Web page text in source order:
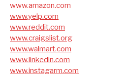
www.amazon.com
www.yelp.com
www.reddit.com
www.craigslist.org
www.walmart.com
www.linkedin.com
www.instagarm.com